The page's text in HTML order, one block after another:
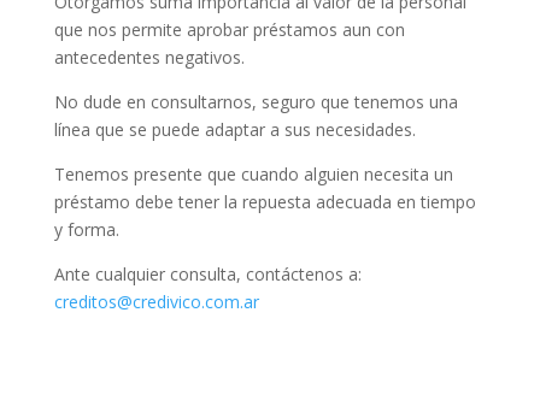
que nos permite aprobar préstamos aun con
antecedentes negativos.
No dude en consultarnos, seguro que tenemos una
línea que se puede adaptar a sus necesidades.
Tenemos presente que cuando alguien necesita un
préstamo debe tener la repuesta adecuada en tiempo
y forma.
Ante cualquier consulta, contáctenos a:
creditos@credivico.com.ar